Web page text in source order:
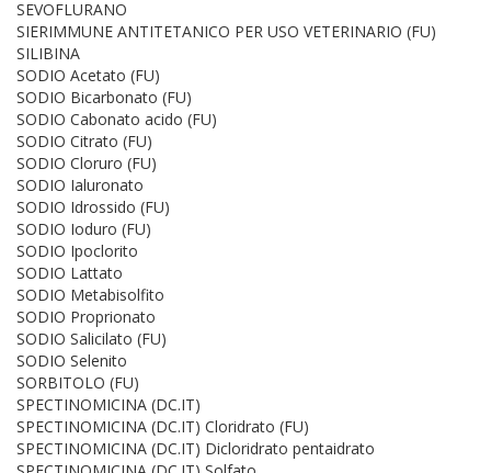
SEVOFLURANO
SIERIMMUNE ANTITETANICO PER USO VETERINARIO (FU)
SILIBINA
SODIO Acetato (FU)
SODIO Bicarbonato (FU)
SODIO Cabonato acido (FU)
SODIO Citrato (FU)
SODIO Cloruro (FU)
SODIO Ialuronato
SODIO Idrossido (FU)
SODIO Ioduro (FU)
SODIO Ipoclorito
SODIO Lattato
SODIO Metabisolfito
SODIO Proprionato
SODIO Salicilato (FU)
SODIO Selenito
SORBITOLO (FU)
SPECTINOMICINA (DC.IT)
SPECTINOMICINA (DC.IT) Cloridrato (FU)
SPECTINOMICINA (DC.IT) Dicloridrato pentaidrato